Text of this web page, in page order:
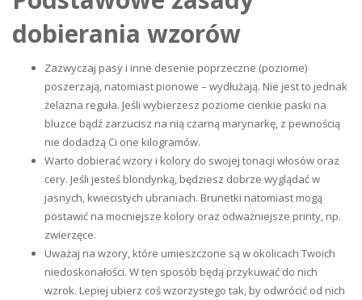
dobierania wzorów
Zazwyczaj pasy i inne desenie poprzeczne (poziome)
poszerzają, natomiast pionowe – wydłużają. Nie jest to jednak
żelazna reguła. Jeśli wybierzesz poziome cienkie paski na
bluzce bądź zarzucisz na nią czarną marynarkę, z pewnością
nie dodadzą Ci one kilogramów.
Warto dobierać wzory i kolory do swojej tonacji włosów oraz
cery. Jeśli jesteś blondynką, będziesz dobrze wyglądać w
jasnych, kwiecistych ubraniach. Brunetki natomiast mogą
postawić na mocniejsze kolory oraz odważniejsze printy, np.
zwierzęce.
Uważaj na wzory, które umieszczone są w okolicach Twoich
niedoskonałości. W ten sposób będą przykuwać do nich
wzrok. Lepiej ubierz coś wzorzystego tak, by odwrócić od nich